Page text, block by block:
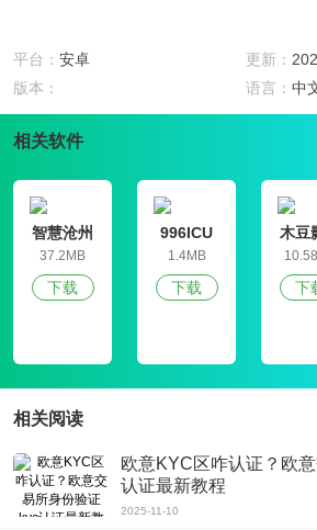
2、核桃云端带台湾直播频道，播放流畅不卡顿，即
电视剧，免费观看，
3、拥有海量的高清视频资源，对于平时喜欢追剧的
细化到您可以轻松的找到您想要看的节目，您对这样
击界面控制播放或暂停;
软件亮点
1、精选影片高清影片任你挑选，总有一款适合你，
型，帮你智能化的筛选视频，
3、核桃云端给你最纯粹的视频观看体验没有之一，
爽，抢先拥有院线大片观影权，
软件评测
核桃云端为您开启全新的游戏人生，有了它你可以轻
放服务，让访问更加的快捷方便，软件支持多种格
平台： 安卓 更新：
版本：
语言： 中
相关软件
智慧沧州
37.2MB
下载
996ICU
1.4MB
下载
木豆
下
相关阅读
欧意KYC区咋认证？欧
认证最新教程
2025-11-10